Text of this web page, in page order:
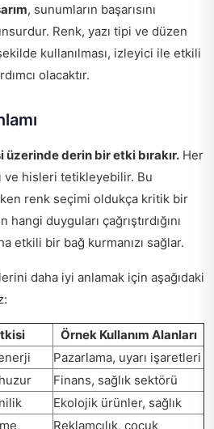
, sunumların başarısını
Renk, yazı tipi ve düzen
kullanılması, izleyici ile etkili
olacaktır.
üzerinde derin bir etki bırakır. Her
ve hisleri tetikleyebilir. Bu
renk seçimi oldukça kritik bir
duyguları çağrıştırdığını
etkili bir bağ kurmanızı sağlar.
daha iyi anlamak için aşağıdaki
Örnek Kullanım Alanları
Pazarlama, uyarı işaretleri
Finans, sağlık sektörü
Ekolojik ürünler, sağlık
Reklamcılık, çocuk